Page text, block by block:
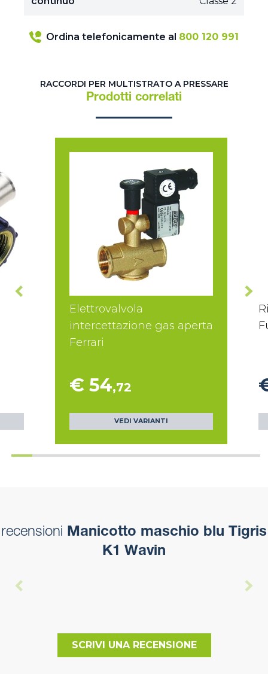
Ordina telefonicamente al 800 120 991
RACCORDI PER MULTISTRATO A PRESSARE
Prodotti correlati
Elettrovalvola
intercettazione gas aperta
Ferrari
€ 54,72
VEDI VARIANTI
recensioni Manicotto maschio blu Tigris
K1 Wavin
SCRIVI UNA RECENSIONE